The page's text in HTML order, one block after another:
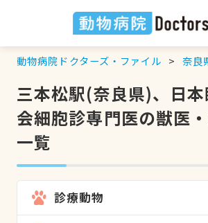
動物病院ドクターズ・ファイル 奈良
三本松駅(奈良県)、日
会細胞診専門医の獣医
一覧
診療動物